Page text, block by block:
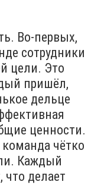
Во-первых,
сотрудники
цели. Это
пришёл,
дельце
ценности.
чётко
Каждый
что делает